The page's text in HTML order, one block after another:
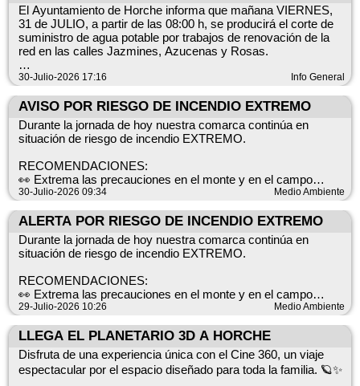
+INFO ➡️ https://infocam.castillalamancha.es
El Ayuntamiento de Horche informa que mañana VIERNES,
31 de JULIO, a partir de las 08:00 h, se producirá el corte de
suministro de agua potable por trabajos de renovación de la
red en las calles Jazmines, Azucenas y Rosas.
El servicio se restablecerá cuando terminen los trabajos
Disculpen las molestias
30-Julio-2026 17:16 Info General
AVISO POR RIESGO DE INCENDIO EXTREMO
Durante la jornada de hoy nuestra comarca continúa en
situación de riesgo de incendio EXTREMO.
RECOMENDACIONES:
👀 Extrema las precauciones en el monte y en el campo
🚨 Evita situaciones de riesgo y actitudes imprudentes
☎️ Si ves humo llama al 112
+INFO ➡️ https://infocam.castillalamancha.es
30-Julio-2026 09:34 Medio Ambiente
ALERTA POR RIESGO DE INCENDIO EXTREMO
Durante la jornada de hoy nuestra comarca continúa en
situación de riesgo de incendio EXTREMO.
RECOMENDACIONES:
👀 Extrema las precauciones en el monte y en el campo
🚨 Evita situaciones de riesgo y actitudes imprudentes
☎️ Si ves humo llama al 112
+INFO ➡️ https://infocam.castillalamancha.es
29-Julio-2026 10:26 Medio Ambiente
LLEGA EL PLANETARIO 3D A HORCHE
Disfruta de una experiencia única con el Cine 360, un viaje
espectacular por el espacio diseñado para toda la familia. 🪐✨